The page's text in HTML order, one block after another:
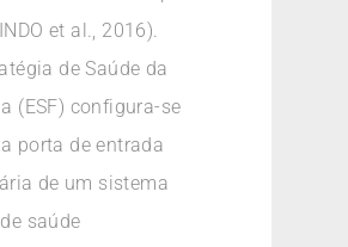
et al., 2016).
de Saúde da
(ESF) configura-se
porta de entrada
de um sistema
saúde